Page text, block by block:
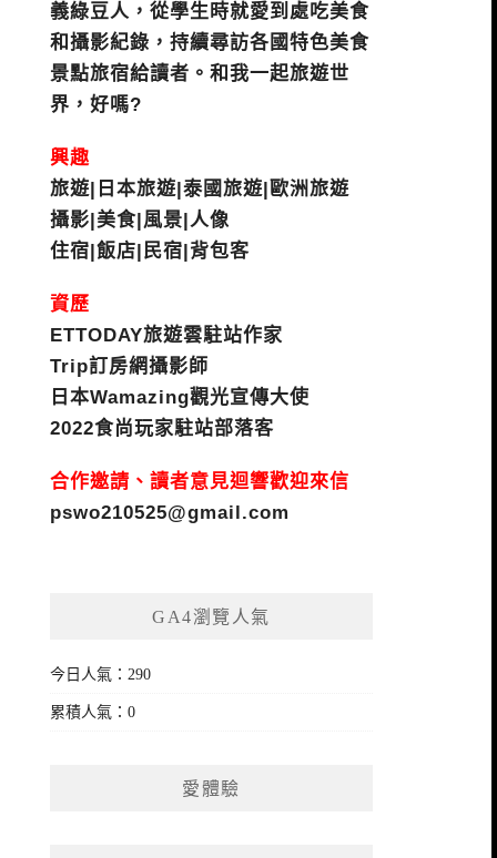
義綠豆人，從學生時就愛到處吃美食
和攝影紀錄，持續尋訪各國特色美食
景點旅宿給讀者。和我一起旅遊世
界，好嗎?
興趣
旅遊|日本旅遊|泰國旅遊|歐洲旅遊
攝影|美食|風景|人像
住宿|飯店|民宿|背包客
資歷
ETTODAY旅遊雲駐站作家
Trip訂房網攝影師
日本Wamazing觀光宣傳大使
2022食尚玩家駐站部落客
合作邀請、讀者意見迴響歡迎來信
pswo210525@gmail.com
GA4瀏覽人氣
今日人氣：290
累積人氣：0
愛體驗